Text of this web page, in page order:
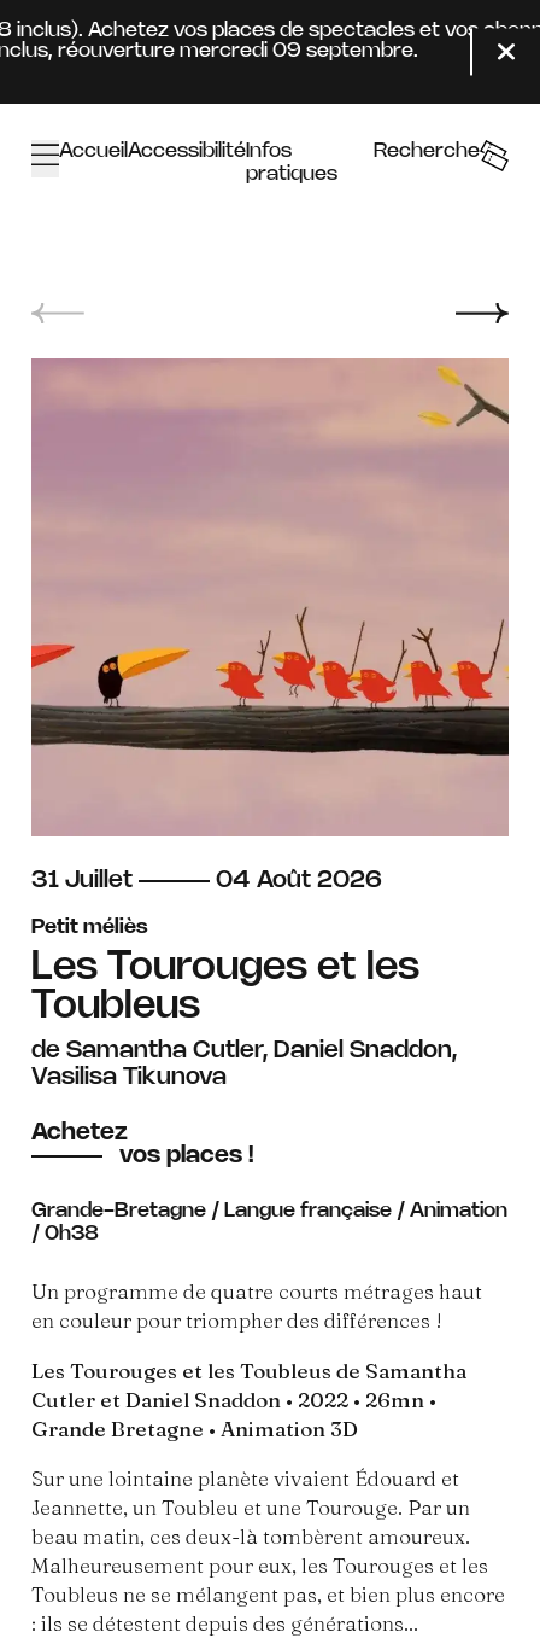
Achetez vos places de spectacles et vos
réouverture mercredi 09 septembre.
AccueilAccessibilitéInfos
pratiques
Recherche
du
31 juillet
Juillet au
04 août
Août 2026
Petit méliès
Les Tourouges et les
Toubleus
de Samantha Cutler, Daniel Snaddon,
Vasilisa Tikunova
Achetez
vos places !
Grande-Bretagne / Langue française / Animation
/ 0h38
Un programme de quatre courts métrages haut
en couleur pour triompher des différences !
Les Tourouges et les Toubleus de Samantha
Cutler et Daniel Snaddon • 2022 • 26mn •
Grande Bretagne • Animation 3D
Sur une lointaine planète vivaient Édouard et
Jeannette, un Toubleu et une Tourouge. Par un
beau matin, ces deux-là tombèrent amoureux.
Malheureusement pour eux, les Tourouges et les
Toubleus ne se mélangent pas, et bien plus encore
: ils se détestent depuis des générations...